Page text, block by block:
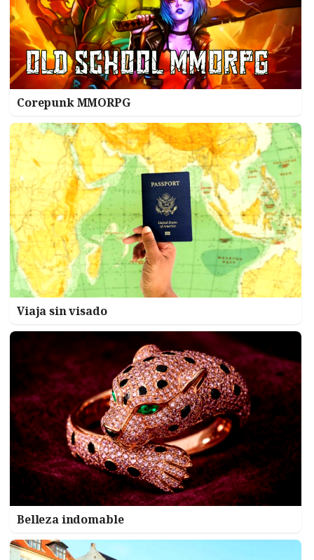
Corepunk MMORPG
Viaja sin visado
Belleza indomable